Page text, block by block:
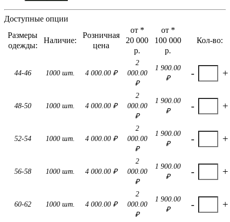
Доступные опции
Размеры
одежды:
Наличие:
Розничная
цена
от *
20 000
р.
от *
100 000
р.
Кол-во:
44-46 1000 шт. 4 000.00 ₽
2
000.00
₽
1 900.00
₽
- +
48-50 1000 шт. 4 000.00 ₽
2
000.00
₽
1 900.00
₽
- +
52-54 1000 шт. 4 000.00 ₽
2
000.00
₽
1 900.00
₽
- +
56-58 1000 шт. 4 000.00 ₽
2
000.00
₽
1 900.00
₽
- +
60-62 1000 шт. 4 000.00 ₽
2
000.00
₽
1 900.00
₽
- +